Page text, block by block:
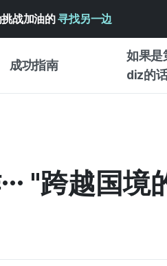
战加油的寻找另一边
成功指南
如果是
diz的
WADIZ SCHOOL
成功项目故事
体验型
创作型
"跨越国境